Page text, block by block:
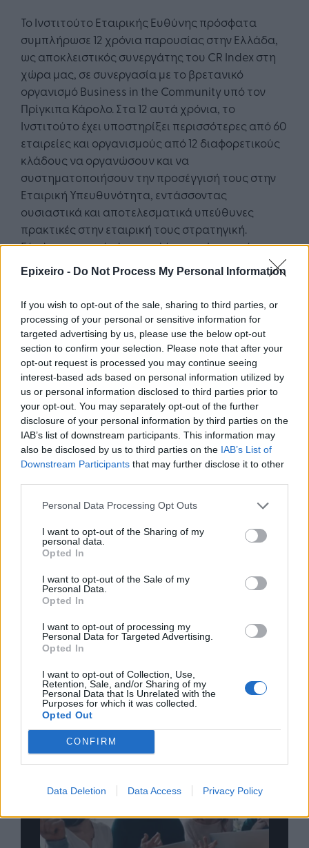
Epixeiro - Do Not Process My Personal Information
If you wish to opt-out of the sale, sharing to third parties, or
processing of your personal or sensitive information for
targeted advertising by us, please use the below opt-out
section to confirm your selection. Please note that after your
opt-out request is processed you may continue seeing
interest-based ads based on personal information utilized by
us or personal information disclosed to third parties prior to
your opt-out. You may separately opt-out of the further
disclosure of your personal information by third parties on the
IAB’s list of downstream participants. This information may
also be disclosed by us to third parties on the IAB’s List of
Downstream Participants that may further disclose it to other
Personal Data Processing Opt Outs
I want to opt-out of the Sharing of my
personal data.
Opted In
I want to opt-out of the Sale of my
Personal Data.
Opted In
I want to opt-out of processing my
Personal Data for Targeted Advertising.
Opted In
I want to opt-out of Collection, Use,
Retention, Sale, and/or Sharing of my
Personal Data that Is Unrelated with the
Purposes for which it was collected.
Opted Out
CONFIRM
Data Deletion Data Access Privacy Policy
Το Ινστιτούτο Εταιρικής Ευθύνης πρόσφατα
συμπλήρωσε 12 χρόνια παρουσίας στην Ελλάδα,
ως αποκλειστικός συνεργάτης του CR Index στη
χώρα μας, σε συνεργασία με το βρετανικό
οργανισμό Business in the Community υπό τον
Πρίγκιπα Κάρολο. Στα 12 αυτά χρόνια, το
Ινστιτούτο έχει υποστηρίξει περισσότερες από 60
εταιρείες και οργανισμούς από 12 διαφορετικούς
κλάδους να οργανώσουν και να
συστηματοποιήσουν την προσέγγισή τους στην
Εταιρική Υπευθυνότητα, εντάσσοντας
ουσιαστικά και αποτελεσματικά υπεύθυνες
πρακτικές στην εταιρική τους στρατηγική.
Σύμφωνα με πρόσφατη μελέτη του Ινστιτούτου,
μάλιστα, αποδεικνύεται πως τα κριτήρια του CRI
υπερκαλύπτουν τα GRI & ΕSG Standards, καθώς
και τη νέα ελληνική νομοθεσία για τη
δημοσιοποίηση μη-οικονομικών στοιχείων.
Ακολουθήστε το στο Google News
και μάθετε πρώτοι όλα τα επιχειρηματικά νέα
Δείτε όλες τις τελευταίες επιχειρηματικές
Σχολιάστε
... σχόλια| Κάνε click για να σχολιάσεις